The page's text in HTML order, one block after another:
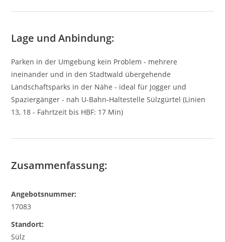
Lage und Anbindung:
Parken in der Umgebung kein Problem - mehrere
ineinander und in den Stadtwald übergehende
Landschaftsparks in der Nähe - ideal für Jogger und
Spaziergänger - nah U-Bahn-Haltestelle Sülzgürtel (Linien
13, 18 - Fahrtzeit bis HBF: 17 Min)
Zusammenfassung:
Angebotsnummer:
17083
Standort:
Sülz